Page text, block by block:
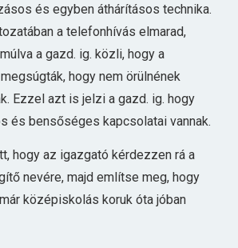
és egyben áthárításos technika.
a telefonhívás elmarad,
a gazd. ig. közli, hogy a
hogy nem örülnének
Ezzel azt is jelzi a gazd. ig. hogy
és bensőséges kapcsolatai vannak.
hogy az igazgató kérdezzen rá a
nevére, majd említse meg, hogy
középiskolás koruk óta jóban